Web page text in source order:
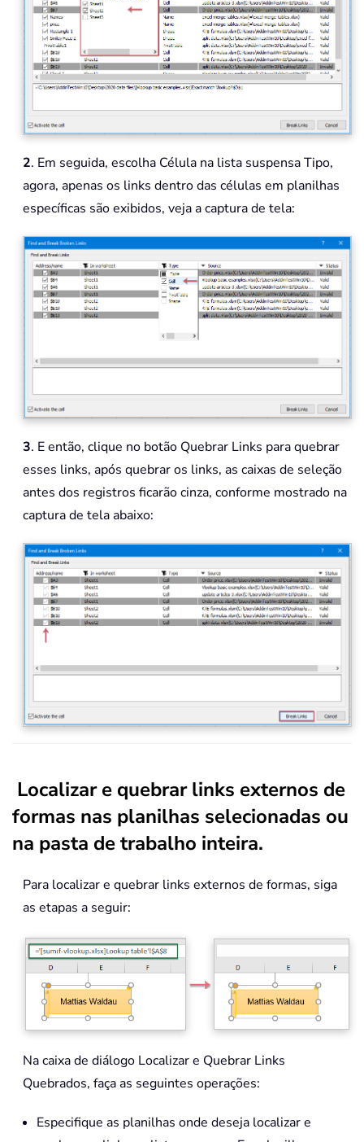
2. Em seguida, escolha Célula na lista suspensa Tipo,
agora, apenas os links dentro das células em planilhas
específicas são exibidos, veja a captura de tela:
3. E então, clique no botão Quebrar Links para quebrar
esses links, após quebrar os links, as caixas de seleção
antes dos registros ficarão cinza, conforme mostrado na
captura de tela abaixo:
Localizar e quebrar links externos de
formas nas planilhas selecionadas ou
na pasta de trabalho inteira.
Para localizar e quebrar links externos de formas, siga
as etapas a seguir:
Na caixa de diálogo Localizar e Quebrar Links
Quebrados, faça as seguintes operações:
Especifique as planilhas onde deseja localizar e